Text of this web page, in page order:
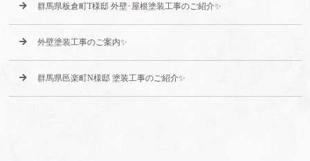
群馬県板倉町T様邸 外壁･屋根塗装工事のご紹介✨
外壁塗装工事のご案内✨
群馬県邑楽町N様邸 塗装工事のご紹介✨